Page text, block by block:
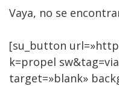
Vaya, no se
[su_button
k=propel
target=»blank»